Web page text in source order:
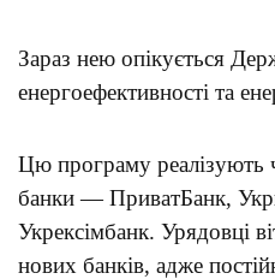
Зараз нею опікується
енергоефективності та
Цю програму реалізують
банки — ПриватБанк,
Укрексімбанк. Урядовці
нових банків, адже